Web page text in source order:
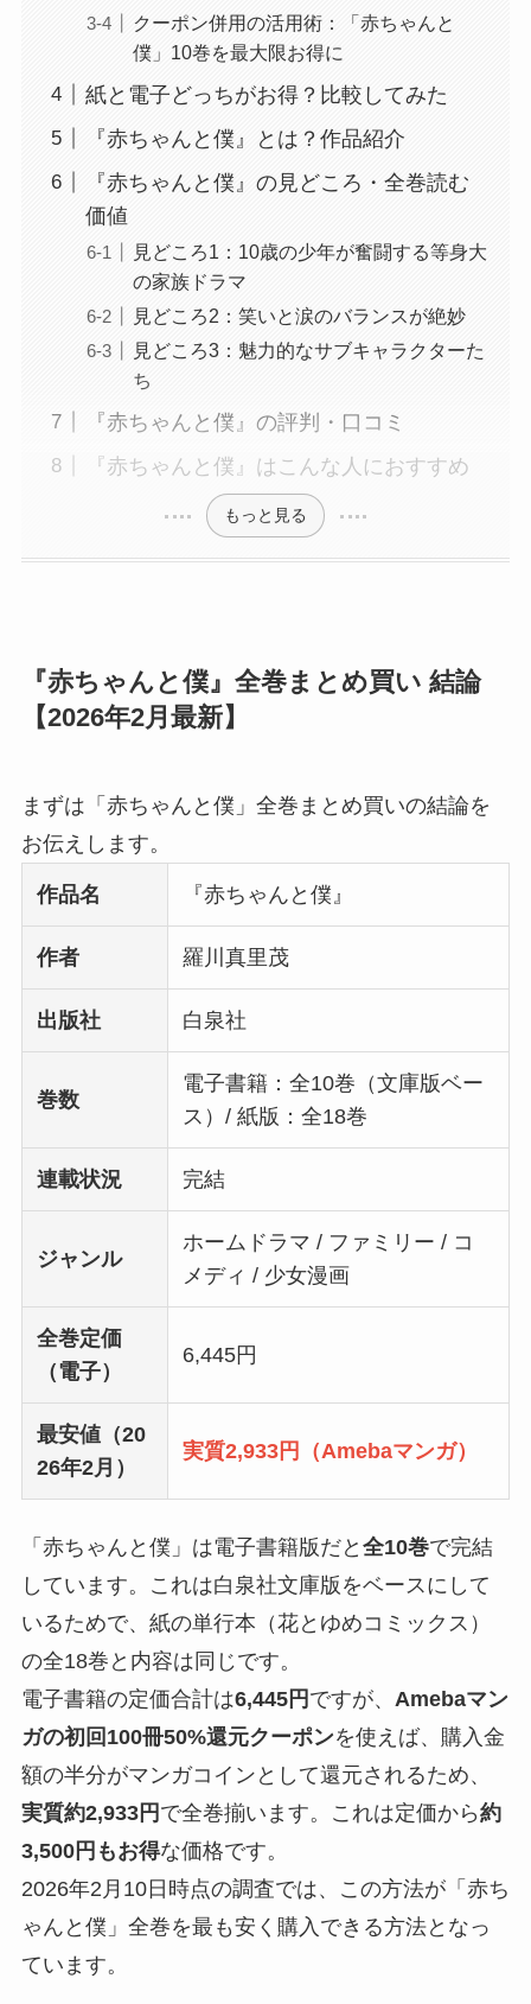
クーポン併用の活用術：「赤ちゃんと
僕」10巻を最大限お得に
紙と電子どっちがお得？比較してみた
『赤ちゃんと僕』とは？作品紹介
『赤ちゃんと僕』の見どころ・全巻読む
価値
見どころ1：10歳の少年が奮闘する等身大
の家族ドラマ
見どころ2：笑いと涙のバランスが絶妙
見どころ3：魅力的なサブキャラクターた
ち
『赤ちゃんと僕』の評判・口コミ
『赤ちゃんと僕』はこんな人におすすめ
もっと見る
『赤ちゃんと僕』全巻まとめ買い 結論
【2026年2月最新】
まずは「赤ちゃんと僕」全巻まとめ買いの結論を
お伝えします。
作品名 『赤ちゃんと僕』
作者 羅川真里茂
出版社 白泉社
巻数
電子書籍：全10巻（文庫版ベー
ス）/ 紙版：全18巻
連載状況 完結
ジャンル
ホームドラマ / ファミリー / コ
メディ / 少女漫画
全巻定価
（電子）
6,445円
最安値（20
26年2月）
実質2,933円（Amebaマンガ）
「赤ちゃんと僕」は電子書籍版だと 全10巻で完結
しています。これは白泉社文庫版をベースにして
いるためで、紙の単行本（花とゆめコミックス）
の全18巻と内容は同じです。
電子書籍の定価合計は6,445円 ですが、 Amebaマン
ガの初回100冊50%還元クーポンを使えば、購入金
額の半分がマンガコインとして還元されるため、
実質約2,933円 で全巻揃います。これは定価から約
3,500円もお得な価格です。
2026年2月10日時点の調査では、この方法が「赤ち
ゃんと僕」全巻を最も安く購入できる方法となっ
ています。